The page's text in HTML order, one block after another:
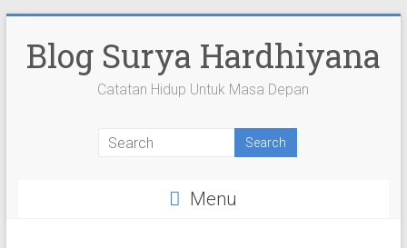
content
Blog Surya Hardhiyana
Catatan Hidup Untuk Masa Depan
suryahardhiyana’s
Facebook
suryahardhiyana’s
Twitter
suryahardhiyana’s
Instagram
suryahardhiyana’s
YouTube
suryahardhiyana’s
Google+
Menu